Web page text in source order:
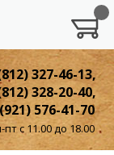
327-46-13,
328-20-40,
576-41-70
пт с 11.00 до 18.00